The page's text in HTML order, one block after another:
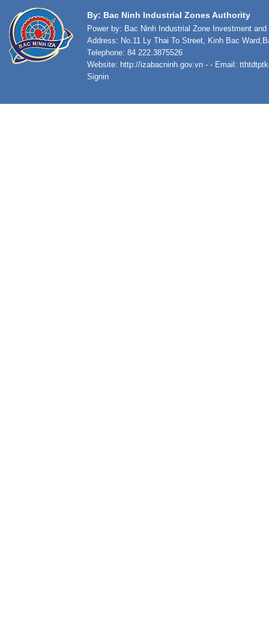
By: Bac Ninh Industrial Zones Authority
Power by: Bac Ninh Industrial Zone Investment
Address: No.11 Ly Thai To Street, Kinh Bac
Telephone: 84 222.3875526
Website: http://izabacninh.gov.vn - - Email:
Signin